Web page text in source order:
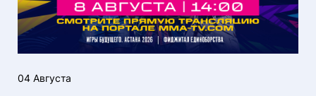
04 Августа